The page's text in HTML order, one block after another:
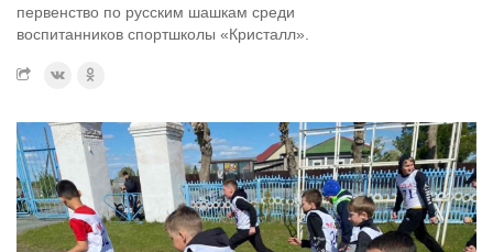
первенство по русским шашкам среди
воспитанников спортшколы «Кристалл».